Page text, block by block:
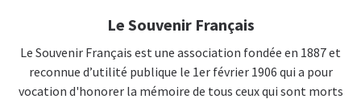
Le Souvenir Français
Le Souvenir Français est une association fondée en 1887 et
reconnue d’utilité publique le 1er février 1906 qui a pour
vocation d'honorer la mémoire de tous ceux qui sont morts